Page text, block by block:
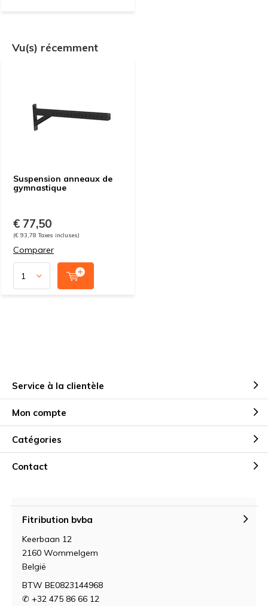
Vu(s) récemment
Suspension anneaux de
gymnastique
€ 77,50
(€ 93,78 Taxes incluses)
Comparer
Service à la clientèle
Mon compte
Catégories
Contact
Fitribution bvba
Keerbaan 12
2160 Wommelgem
België
BTW BE0823144968
✆ +32 475 86 66 12